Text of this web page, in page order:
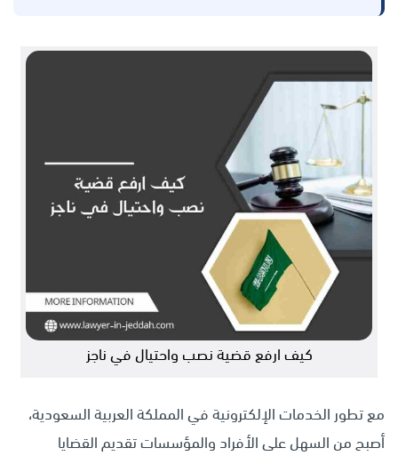
كيف ارفع قضية نصب واحتيال في ناجز
مع تطور الخدمات الإلكترونية في المملكة العربية السعودية،
أصبح من السهل على الأفراد والمؤسسات تقديم القضايا